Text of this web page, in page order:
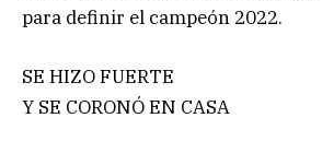
para definir el campeón 2022.
SE HIZO FUERTE
Y SE CORONÓ EN CASA